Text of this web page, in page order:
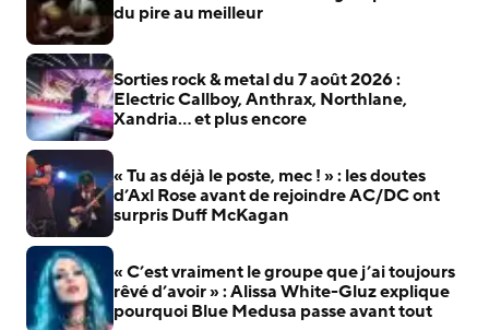
du pire au meilleur
Sorties rock & metal du 7 août 2026 :
Electric Callboy, Anthrax, Northlane,
Xandria… et plus encore
« Tu as déjà le poste, mec ! » : les doutes
d’Axl Rose avant de rejoindre AC/DC ont
surpris Duff McKagan
« C’est vraiment le groupe que j’ai toujours
rêvé d’avoir » : Alissa White-Gluz explique
pourquoi Blue Medusa passe avant tout